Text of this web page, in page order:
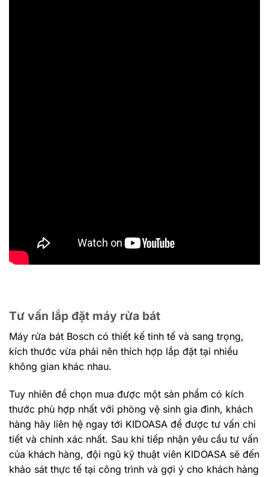
Tư vấn lắp đặt máy rửa bát
Máy rửa bát Bosch có thiết kế tinh tế và sang trọng,
kích thước vừa phải nên thích hợp lắp đặt tại nhiều
không gian khác nhau.
Tuy nhiên để chọn mua được một sản phẩm có kích
thước phù hợp nhất với phòng vệ sinh gia đình, khách
hàng hãy liên hệ ngay tới KIDOASA để được tư vấn chi
tiết và chính xác nhất. Sau khi tiếp nhận yêu cầu tư vấn
của khách hàng, đội ngũ kỹ thuật viên KIDOASA sẽ đến
khảo sát thực tế tại công trình và gợi ý cho khách hàng